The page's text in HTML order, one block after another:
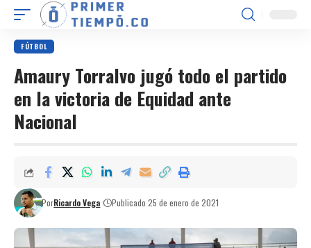
FÚTBOL
Amaury Torralvo jugó todo el partido
en la victoria de Equidad ante
Nacional
PorRicardo Vega Publicado 25 de enero de 2021